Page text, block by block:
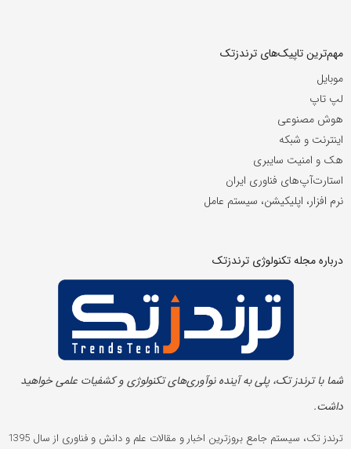
مهم‌ترین تاپیک‌های ترندزتک
موبایل
لپ تاپ
هوش مصنوعی
اینترنت و شبکه
هک و امنیت سایبری
استارت‌آپ‌های فناوری ایران
نرم افزار، اپلیکیشن، سیستم عامل
درباره مجله تکنولوژی ترندزتک
شما با ترندز تک، پلی به آینده‌ نوآوری‌های تکنولوژی و کشفیات علمی خواهید
داشت.
ترندز تک، سیستم جامع بروزترین اخبار و مقالات علم و دانش و فناوری از سال 1395